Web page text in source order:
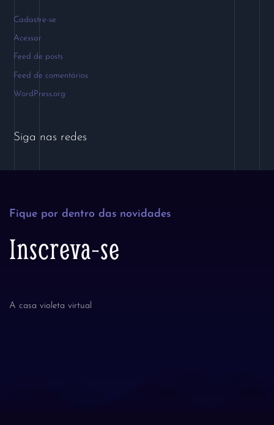
Cadastre-se
Acessar
Feed de posts
Feed de comentários
WordPress.org
Siga nas redes
Fique por dentro das novidades
Inscreva-se
A casa violeta virtual